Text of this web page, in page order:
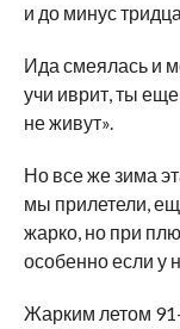
и до минус
Ида смеялась и
учи иврит, ты
не живут».
Но все же зима
мы прилетели,
жарко, но при
особенно если у
Жарким летом 91-